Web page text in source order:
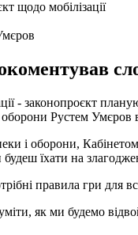
- законопроєкт
оборони Рустем Умєров
і оборони,
їхати на
правила гри для
як ми будемо